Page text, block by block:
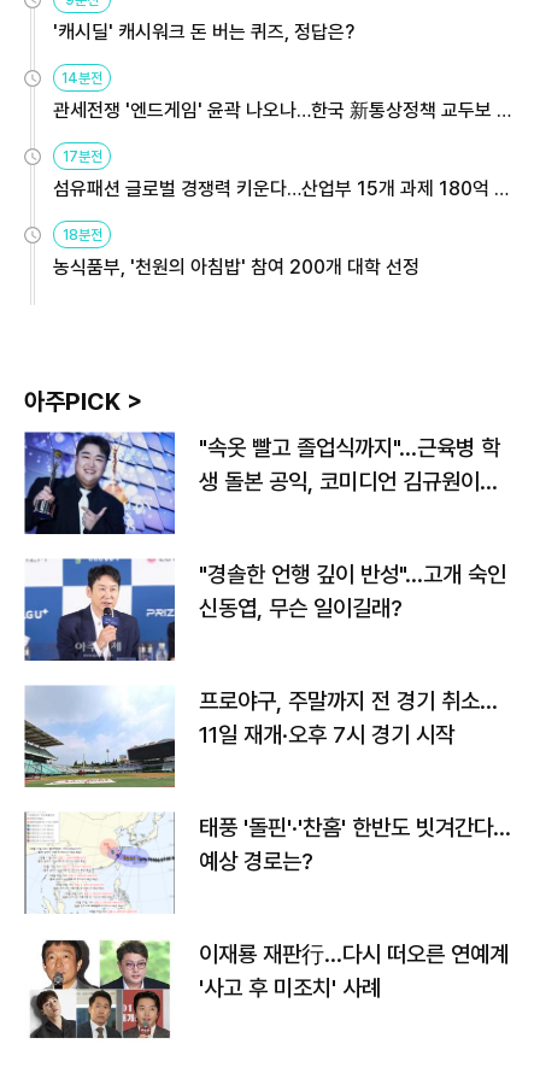
'캐시딜' 캐시워크 돈 버는 퀴즈, 정답은?
14분전
관세전쟁 '엔드게임' 윤곽 나오나…한국 新통상정책 교두보 활
용해야
17분전
섬유패션 글로벌 경쟁력 키운다…산업부 15개 과제 180억 지
원
18분전
농식품부, '천원의 아침밥' 참여 200개 대학 선정
아주PICK >
"속옷 빨고 졸업식까지"…근육병 학
생 돌본 공익, 코미디언 김규원이었
"경솔한 언행 깊이 반성"…고개 숙인
신동엽, 무슨 일이길래?
프로야구, 주말까지 전 경기 취소…
11일 재개·오후 7시 경기 시작
태풍 '돌핀'·'찬홈' 한반도 빗겨간다…
예상 경로는?
이재룡 재판行…다시 떠오른 연예계
'사고 후 미조치' 사례